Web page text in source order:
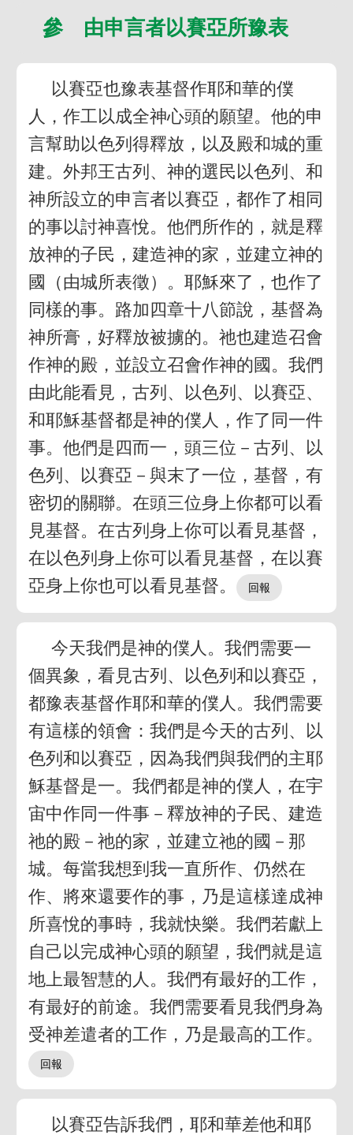
參 由申言者以賽亞所豫表
以賽亞也豫表基督作耶和華的僕
人，作工以成全神心頭的願望。他的申
言幫助以色列得釋放，以及殿和城的重
建。外邦王古列、神的選民以色列、和
神所設立的申言者以賽亞，都作了相同
的事以討神喜悅。他們所作的，就是釋
放神的子民，建造神的家，並建立神的
國（由城所表徵）。耶穌來了，也作了
同樣的事。路加四章十八節說，基督為
神所膏，好釋放被擄的。祂也建造召會
作神的殿，並設立召會作神的國。我們
由此能看見，古列、以色列、以賽亞、
和耶穌基督都是神的僕人，作了同一件
事。他們是四而一，頭三位－古列、以
色列、以賽亞－與末了一位，基督，有
密切的關聯。在頭三位身上你都可以看
見基督。在古列身上你可以看見基督，
在以色列身上你可以看見基督，在以賽
亞身上你也可以看見基督。
今天我們是神的僕人。我們需要一
個異象，看見古列、以色列和以賽亞，
都豫表基督作耶和華的僕人。我們需要
有這樣的領會：我們是今天的古列、以
色列和以賽亞，因為我們與我們的主耶
穌基督是一。我們都是神的僕人，在宇
宙中作同一件事－釋放神的子民、建造
祂的殿－祂的家，並建立祂的國－那
城。每當我想到我一直所作、仍然在
作、將來還要作的事，乃是這樣達成神
所喜悅的事時，我就快樂。我們若獻上
自己以完成神心頭的願望，我們就是這
地上最智慧的人。我們有最好的工作，
有最好的前途。我們需要看見我們身為
受神差遣者的工作，乃是最高的工作。
以賽亞告訴我們，耶和華差他和耶